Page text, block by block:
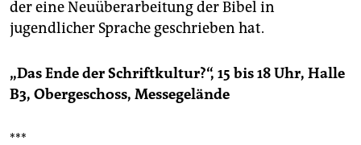
der eine Neuüberarbeitung der Bibel in
jugendlicher Sprache geschrieben hat.
„Das Ende der Schriftkultur?“, 15 bis 18 Uhr, Halle
B3, Obergeschoss, Messegelände
***